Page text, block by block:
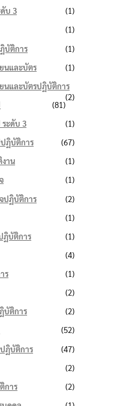
บ 3
(1)
(1)
บัติการ
(1)
นและบัตร
(1)
นและบัตรปฏิบัติการ
(2)
(81)
ระดับ 3
(1)
ฏิบัติการ
(67)
าน
(1)
(1)
ปฏิบัติการ
(2)
(1)
ฏิบัติการ
(1)
(4)
ร
(1)
(2)
บัติการ
(2)
(52)
ฏิบัติการ
(47)
(2)
การ
(2)